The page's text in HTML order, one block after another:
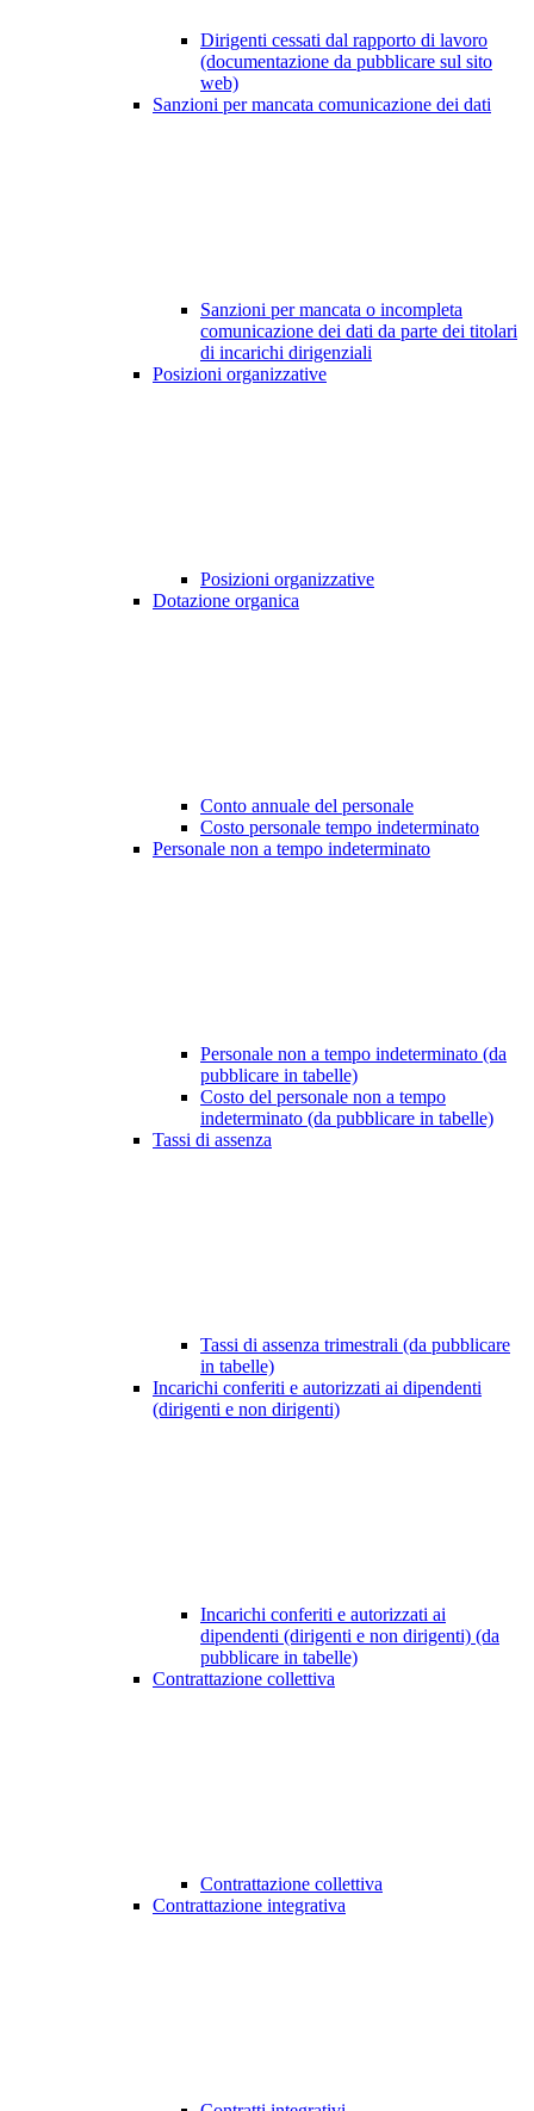
Dirigenti cessati dal rapporto di lavoro
(documentazione da pubblicare sul sito
web)
Sanzioni per mancata comunicazione dei dati
Sanzioni per mancata o incompleta
comunicazione dei dati da parte dei titolari
di incarichi dirigenziali
Posizioni organizzative
Posizioni organizzative
Dotazione organica
Conto annuale del personale
Costo personale tempo indeterminato
Personale non a tempo indeterminato
Personale non a tempo indeterminato (da
pubblicare in tabelle)
Costo del personale non a tempo
indeterminato (da pubblicare in tabelle)
Tassi di assenza
Tassi di assenza trimestrali (da pubblicare
in tabelle)
Incarichi conferiti e autorizzati ai dipendenti
(dirigenti e non dirigenti)
Incarichi conferiti e autorizzati ai
dipendenti (dirigenti e non dirigenti) (da
pubblicare in tabelle)
Contrattazione collettiva
Contrattazione collettiva
Contrattazione integrativa